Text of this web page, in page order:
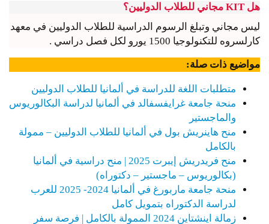
هل KIT مجاني للطلاب الدوليين؟
ليس مجاني وتبلغ الرسوم الدراسية للطلاب الدوليين في معهد
كارلسروه للتكنولوجيا 1500 يورو لكل فصل دراسي .
مواضيع ذات صلة:
متطلبات اللغة للدراسة في ألمانيا للطلاب الدوليين
منحة جامعة غرايفسفالد في ألمانيا لدراسة البكالوريوس
والماجستير
منح هاينريش بول في ألمانيا للطلاب الدوليين – ممولة
بالكامل
منح فريدريش إيبرت 2025 | منح دراسية في ألمانيا
(بكالوريوس – ماجستير – دكتوراه)
منحة جامعة ماربورغ في ألمانيا 2024- 2025 للعرب
لدراسة الدكتوراه بتمويل كامل
زمالة اينشتاين 2024 الممولة بالكامل | فرصة سفر